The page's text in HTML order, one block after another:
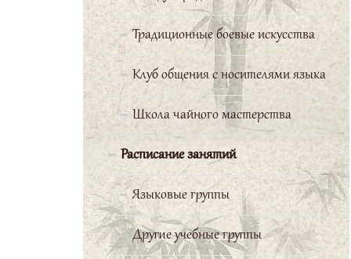
Традиционные боевые искусства
Клуб общения с носителями языка
Школа чайного мастерства
Расписание занятий
Языковые группы
Другие учебные группы
язык чрезвычайно интересно!
Серебряков Павел
Китайская
сторона
предоставила нам
очень сильного и грамотного
преподавателя, прекрасно
владеющего русским языком. Он
объясняет материал очень